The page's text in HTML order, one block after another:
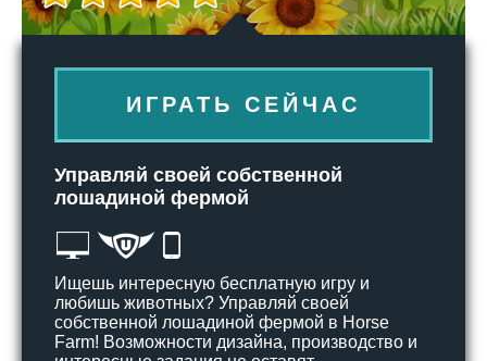
ИГРАТЬ СЕЙЧАС
Управляй своей собственной
лошадиной фермой
Ищешь интересную бесплатную игру и
любишь животных? Управляй своей
собственной лошадиной фермой в Horse
Farm! Возможности дизайна, производство и